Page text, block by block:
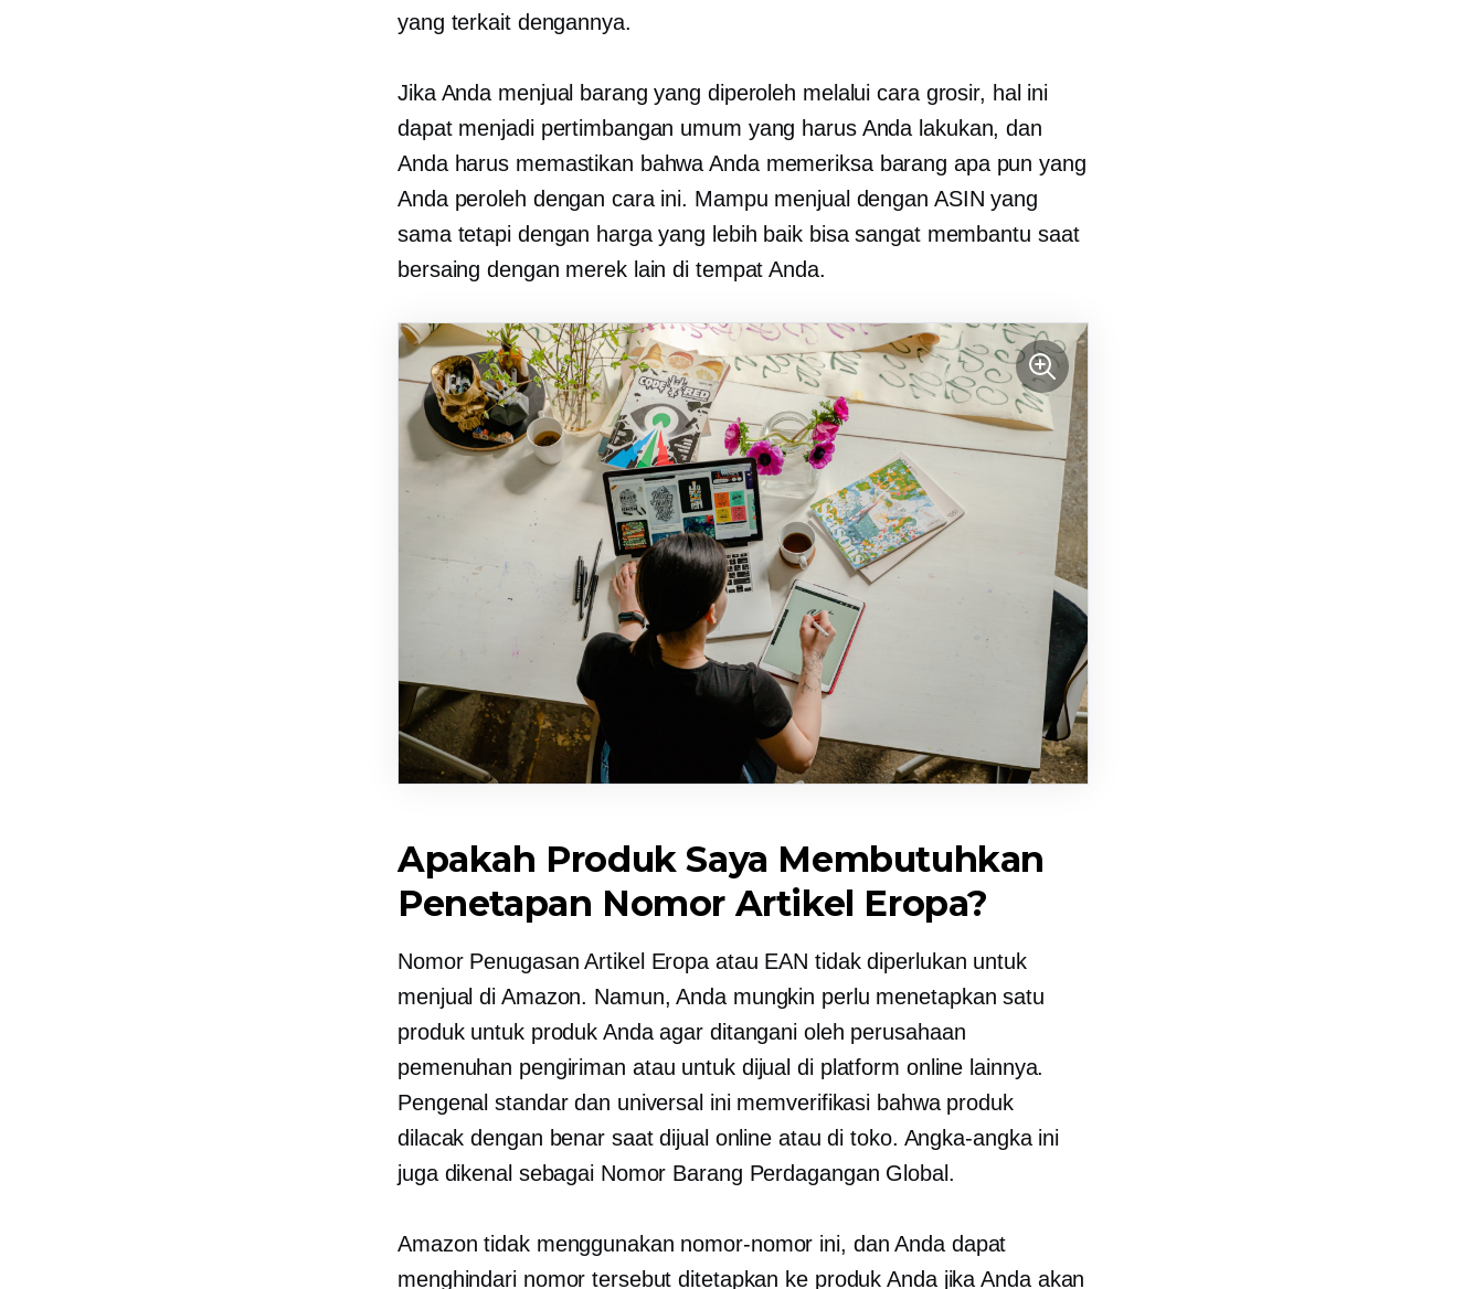
yang terkait dengannya.
Jika Anda menjual barang yang diperoleh melalui cara grosir, hal ini
dapat menjadi pertimbangan umum yang harus Anda lakukan, dan
Anda harus memastikan bahwa Anda memeriksa barang apa pun yang
Anda peroleh dengan cara ini. Mampu menjual dengan ASIN yang
sama tetapi dengan harga yang lebih baik bisa sangat membantu saat
bersaing dengan merek lain di tempat Anda.
Apakah Produk Saya Membutuhkan
Penetapan Nomor Artikel Eropa?
Nomor Penugasan Artikel Eropa atau EAN tidak diperlukan untuk
menjual di Amazon. Namun, Anda mungkin perlu menetapkan satu
produk untuk produk Anda agar ditangani oleh perusahaan
pemenuhan pengiriman atau untuk dijual di platform online lainnya.
Pengenal standar dan universal ini memverifikasi bahwa produk
dilacak dengan benar saat dijual online atau di toko. Angka-angka ini
juga dikenal sebagai Nomor Barang Perdagangan Global.
Amazon tidak menggunakan nomor-nomor ini, dan Anda dapat
menghindari nomor tersebut ditetapkan ke produk Anda jika Anda akan